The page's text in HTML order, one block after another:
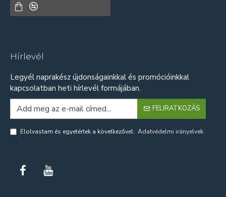
Hírlevél
Legyél naprakész újdonságainkkal és promócióinkkal
kapcsolatban heti hírlevél formájában.
FELIRATKOZÁS
Elolvastam és egyetértek a következővel: Adatvédelmi irányelvek
.